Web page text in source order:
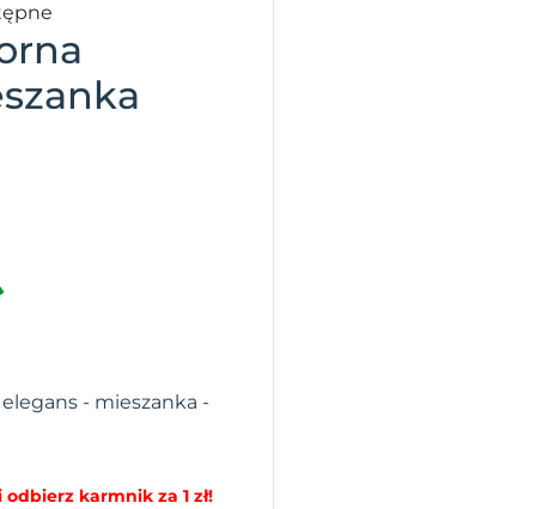
- mieszanka -
karmnik za 1 zł!